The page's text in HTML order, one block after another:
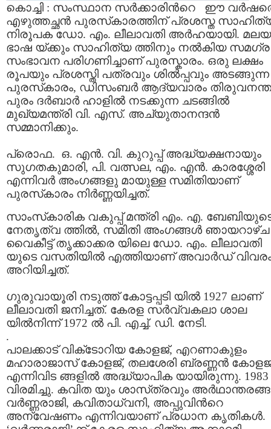
കൊച്ചി : സംസ്ഥാന സര്‍ക്കാരിന്‍റെ ഈ
എഴുത്തച്ഛന്‍ പുരസ്‌കാരത്തിന് പ്രശസ്ത
നിരൂപക ഡോ. എം. ലീലാവതി അര്‍ഹയായി.
ഭാഷ യ്ക്കും സാഹിത്യ ത്തിനും നല്‍കിയ സമഗ്ര
സംഭാവന പരിഗണിച്ചാണ് പുരസ്കാരം. ഒരു ലക്ഷം
രൂപയും പ്രശസ്തി പത്രവും ശില്‍പ്പവും അടങ്ങുന്ന
പുരസ്‌കാരം, ഡിസംബര്‍ ആദ്യവാരം തിരുവനന്ത
പുരം ദര്‍ബാര്‍ ഹാളില്‍ നടക്കുന്ന ചടങ്ങില്‍
മുഖ്യമന്ത്രി വി. എസ്. അച്യുതാനന്ദന്‍
സമ്മാനിക്കും.
പ്രൊഫ. ഒ. എന്‍. വി. കുറുപ്പ് അദ്ധ്യക്ഷനായും
സുഗതകുമാരി, പി. വത്സല, എം. എന്‍. കാരശ്ശേരി
എന്നിവര്‍ അംഗങ്ങളു മായുള്ള സമിതിയാണ്
പുരസ്‌കാരം നിര്‍ണ്ണയിച്ചത്.
സാംസ്‌കാരിക വകുപ്പ് മന്ത്രി എം. എ.
നേതൃത്വ ത്തില്‍, സമിതി അംഗങ്ങള്‍ ഞായറാഴ്ച
വൈകീട്ട് തൃക്കാക്കര യിലെ ഡോ. എം. ലീലാവതി
യുടെ വസതിയില്‍ എത്തിയാണ് അവാര്‍ഡ്
അറിയിച്ചത്.
ഗുരുവായൂരി നടുത്ത്‌ കോട്ടപ്പടി യില്‍ 1927 ലാണ്‌
ലീലാവതി ജനിച്ചത്‌. കേരള സര്‍വ്വകലാ ശാല
യില്‍നിന്ന്‌ 1972 ല്‍ പി. എച്ച്‌. ഡി. നേടി.
.
പാലക്കാട്‌ വിക്‌ടോറിയ കോളജ്‌, എറണാകുളം
മഹാരാജാസ്‌ കോളജ്‌, തലശേരി ബ്രണ്ണന്‍
എന്നിവിട ങ്ങളില്‍ അദ്ധ്യാപിക യായിരുന്നു.
വിരമിച്ചു. കവിത യും ശാസ്‌ത്രവും
വര്‍ണ്ണരാജി, കവിതാധ്വനി, അപ്പുവിന്‍റെ
അന്വേഷണം എന്നിവയാണ്‌ പ്രധാന കൃതികള്‍.